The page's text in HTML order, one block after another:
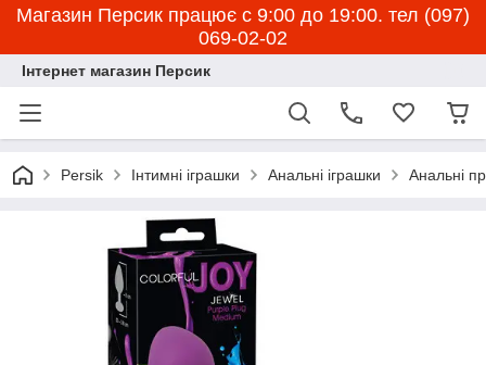
Магазин Персик працює с 9:00 до 19:00. тел (097)
069-02-02
Інтернет магазин Персик
Persik Інтимні іграшки Анальні іграшки Анальні